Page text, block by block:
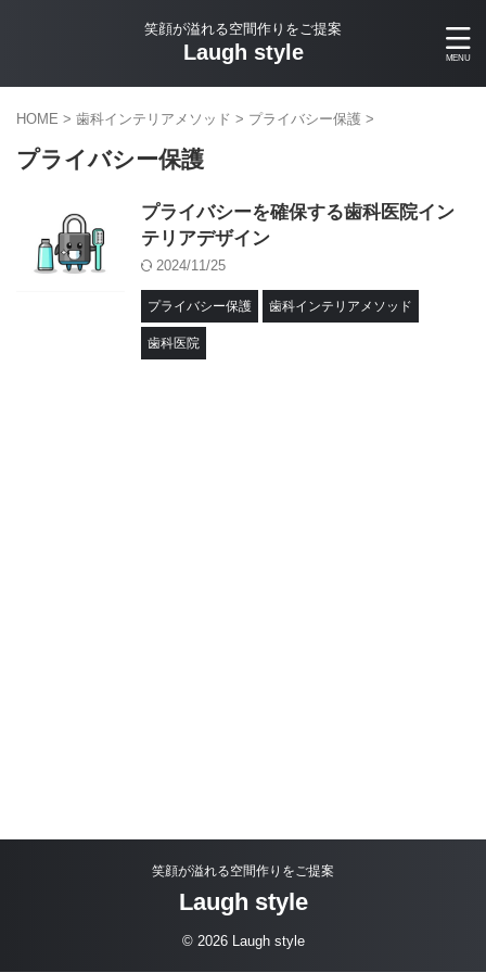
笑顔が溢れる空間作りをご提案
Laugh style
HOME > 歯科インテリアメソッド > プライバシー保護 >
プライバシー保護
プライバシーを確保する歯科医院イン
テリアデザイン
2024/11/25
プライバシー保護 歯科インテリアメソッド
歯科医院
笑顔が溢れる空間作りをご提案
Laugh style
© 2026 Laugh style